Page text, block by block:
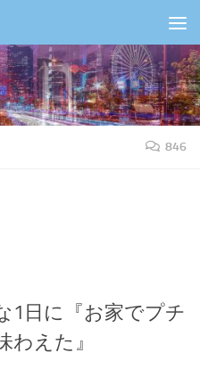
846
1日に『お家でプチ
わえた』